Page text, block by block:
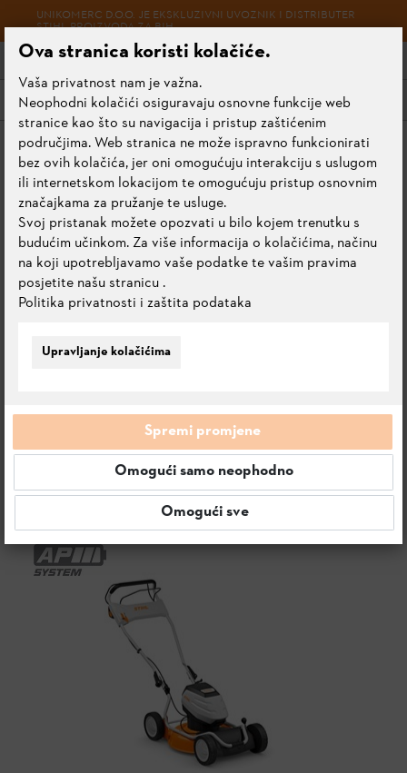
UNIKOMERC D.O.O. JE EKSKLUZIVNI UVOZNIK I DISTRIBUTER
STIHL PROIZVODA ZA BIH
Meni
Početna stranica Kosilice za travu Akumulatorske kosilice
AKUMULATORSKE
KOSILICE
SORTIRANJE & FILTERI
Upravljanje kolačićima
Ova stranica koristi kolačiće.
Vaša privatnost nam je važna.
Neophodni kolačići osiguravaju osnovne funkcije web
stranice kao što su navigacija i pristup zaštićenim
područjima. Web stranica ne može ispravno funkcionirati
bez ovih kolačića, jer oni omogućuju interakciju s uslugom
ili internetskom lokacijom te omogućuju pristup osnovnim
značajkama za pružanje te usluge.
Svoj pristanak možete opozvati u bilo kojem trenutku s
budućim učinkom. Za više informacija o kolačićima, načinu
na koji upotrebljavamo vaše podatke te vašim pravima
posjetite našu stranicu
Politika privatnosti i zaštita podataka
.
Spremi promjene
Omogući samo neophodno
Omogući sve